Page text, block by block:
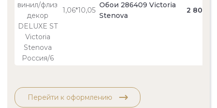
1,06*10,05
Обои 286409 Victoria
Stenova
2 800
Перейти к оформлению